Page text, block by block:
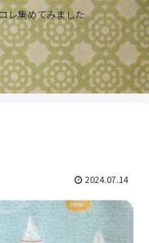
レ集めてみました
2024.07.14